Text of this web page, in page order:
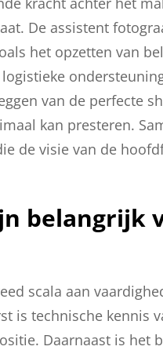
De assistent
het opzetten van
van de perfecte
kan presteren.
de visie van de
belangrijk
scala aan
is technische kennis
Daarnaast is het